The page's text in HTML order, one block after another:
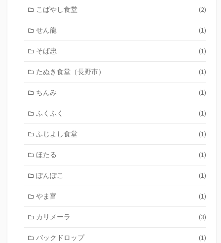
こばやし食堂 (2)
せん龍 (1)
そば忠 (1)
たぬき食堂（長野市） (1)
ちんみ (1)
ふくふく (1)
ふじよし食堂 (1)
ほたる (1)
ぽんぽこ (1)
やま富 (1)
カリメーラ (3)
バックドロップ (1)